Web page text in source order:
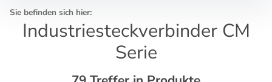
Sie befinden sich hier:
Industriesteckverbinder CM
Serie